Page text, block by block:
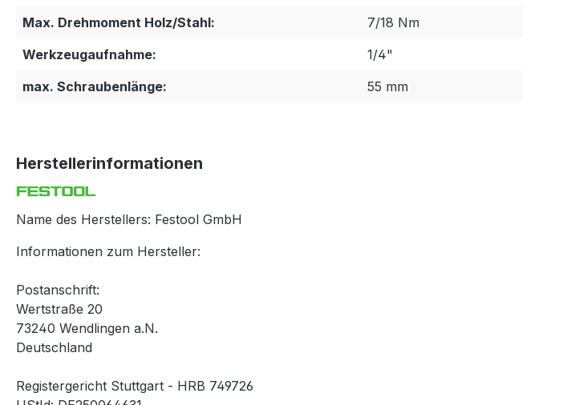
Max. Drehmoment Holz/Stahl:
7/18 Nm
Werkzeugaufnahme:
1/4"
max. Schraubenlänge:
55 mm
Herstellerinformationen
Name des Herstellers: Festool GmbH
Informationen zum Hersteller:
Postanschrift:
Wertstraße 20
73240 Wendlingen a.N.
Deutschland
Registergericht Stuttgart - HRB 749726